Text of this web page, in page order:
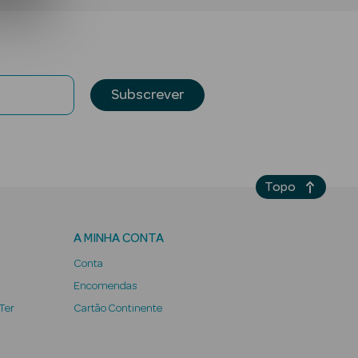
Subscrever
A MINHA CONTA
Conta
Encomendas
Cartão Continente
Topo